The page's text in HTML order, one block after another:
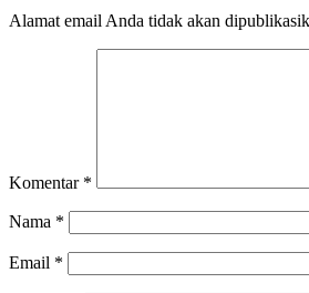
Alamat email Anda tidak akan
Komentar *
Nama *
Email *